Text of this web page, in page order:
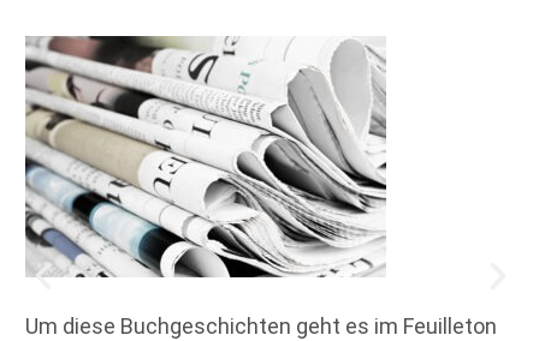
Um diese Buchgeschichten geht es im Feuilleton